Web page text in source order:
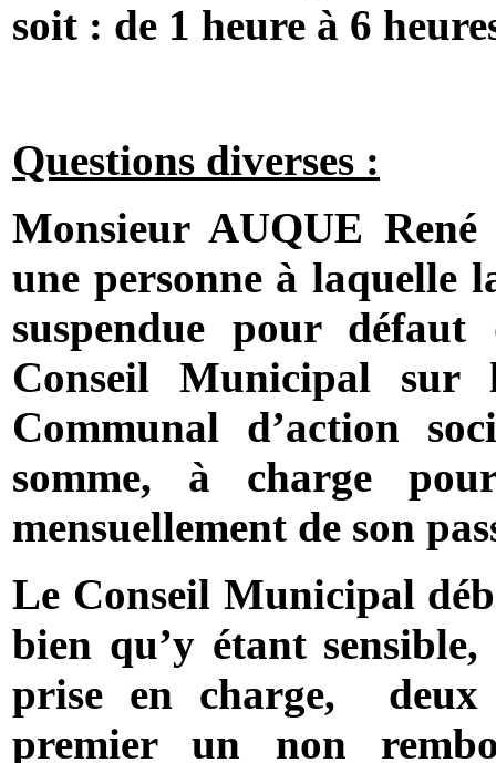
soit : de 1 heure à 6
Questions diverses :
Monsieur AUQUE
une personne à laquelle
suspendue pour
Conseil Municipal sur
Communal d’action
somme, à charge
mensuellement de son
Le Conseil Municipal
bien qu’y étant
prise en charge,
premier un non